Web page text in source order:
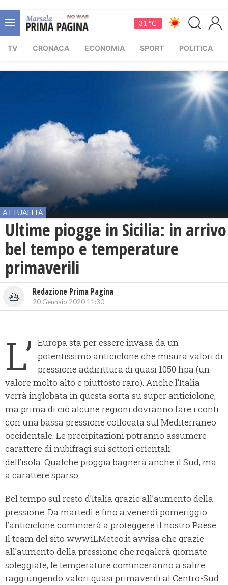
31 °C
TV CRONACA ECONOMIA SPORT POLITICA
ATTUALITÀ
Ultime piogge in Sicilia: in arrivo
bel tempo e temperature
primaverili
Redazione Prima Pagina
20 Gennaio 2020 11:30
L’ Europa sta per essere invasa da un
potentissimo anticiclone che misura valori di
pressione addirittura di quasi 1050 hpa (un
valore molto alto e piuttosto raro). Anche l’Italia
verrà inglobata in questa sorta su super anticiclone,
ma prima di ciò alcune regioni dovranno fare i conti
con una bassa pressione collocata sul Mediterraneo
occidentale. Le precipitazioni potranno assumere
carattere di nubifragi sui settori orientali
dell’isola. Qualche pioggia bagnerà anche il Sud, ma
a carattere sparso.
Bel tempo sul resto d’Italia grazie all’aumento della
pressione. Da martedì e fino a venerdì pomeriggio
l’anticiclone comincerà a proteggere il nostro Paese.
Il team del sito www.iLMeteo.it avvisa che grazie
all’aumento della pressione che regalerà giornate
soleggiate, le temperature cominceranno a salire
raggiungendo valori quasi primaverili al Centro-Sud.